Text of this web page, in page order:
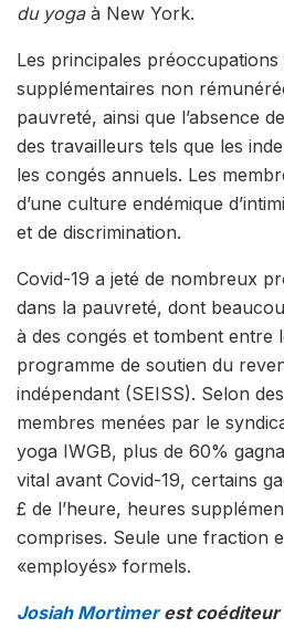
du yoga à New York.
Les principales
supplémentaires non
pauvreté, ainsi que l’absence
des travailleurs tels que les
les congés annuels. Les
d’une culture endémique
et de discrimination.
Covid-19 a jeté de nombreux
dans la pauvreté, dont
à des congés et tombent entre
programme de soutien du
indépendant (SEISS). Selon
membres menées par le
yoga IWGB, plus de 60%
vital avant Covid-19, certains
£ de l’heure, heures
comprises. Seule une fraction
«employés» formels.
Josiah Mortimerest coéditeur